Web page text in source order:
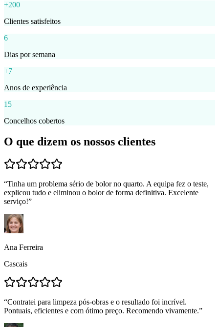
+200
Clientes satisfeitos
6
Dias por semana
+7
Anos de experiência
15
Concelhos cobertos
O que dizem os nossos clientes
“Tinha um problema sério de bolor no quarto. A equipa fez o teste,
explicou tudo e eliminou o bolor de forma definitiva. Excelente
serviço!”
Ana Ferreira
Cascais
“Contratei para limpeza pós-obras e o resultado foi incrível.
Pontuais, eficientes e com ótimo preço. Recomendo vivamente.”